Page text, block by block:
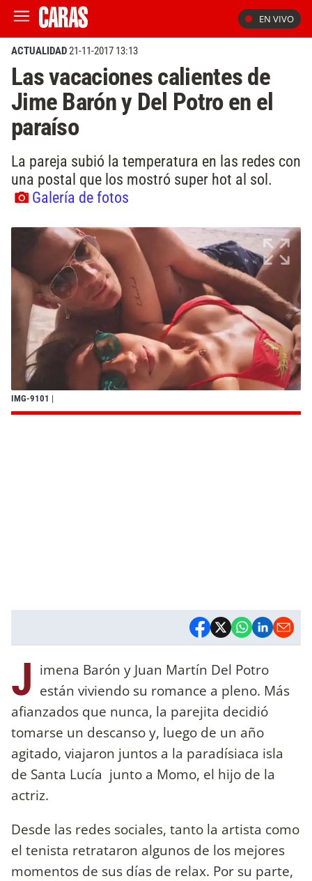
EN VIVO
ACTUALIDAD21-11-2017 13:13
Las vacaciones calientes de
Jime Barón y Del Potro en el
paraíso
La pareja subió la temperatura en las redes con
una postal que los mostró super hot al sol.
Galería de fotos
IMG-9101 |
J imena Barón y Juan Martín Del Potro
están viviendo su romance a pleno. Más
afianzados que nunca, la parejita decidió
tomarse un descanso y, luego de un año
agitado, viajaron juntos a la paradísiaca isla
de Santa Lucía junto a Momo, el hijo de la
actriz.
Desde las redes sociales, tanto la artista como
el tenista retrataron algunos de los mejores
momentos de sus días de relax. Por su parte,